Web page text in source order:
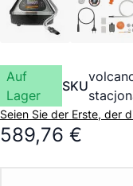
Auf
Lager
SKU
Seien Sie der Erste, der
589,76 €